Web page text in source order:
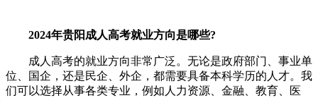
2024年贵阳成人高考就业方向是哪些?
成人高考的就业方向非常广泛。无论是政府部门、事业单
位、国企，还是民企、外企，都需要具备本科学历的人才。我
们可以选择从事各类专业，例如人力资源、金融、教育、医